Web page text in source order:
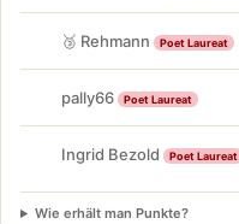
🥉 Rehmann Poet Laureat
pally66 Poet Laureat
Ingrid Bezold Poet Laureat
Wie erhält man Punkte?